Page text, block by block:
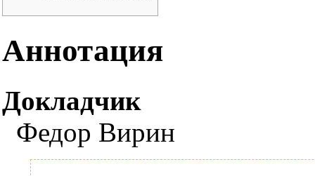
Аннотация
Докладчик
Федор Вирин